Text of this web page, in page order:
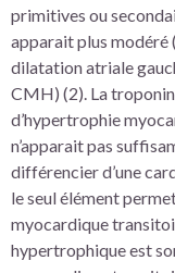
primitives ou
apparait plus modéré
dilatation atriale
CMH) (2). La
d’hypertrophie
n’apparait pas
différencier d’une
le seul élément
myocardique
hypertrophique est